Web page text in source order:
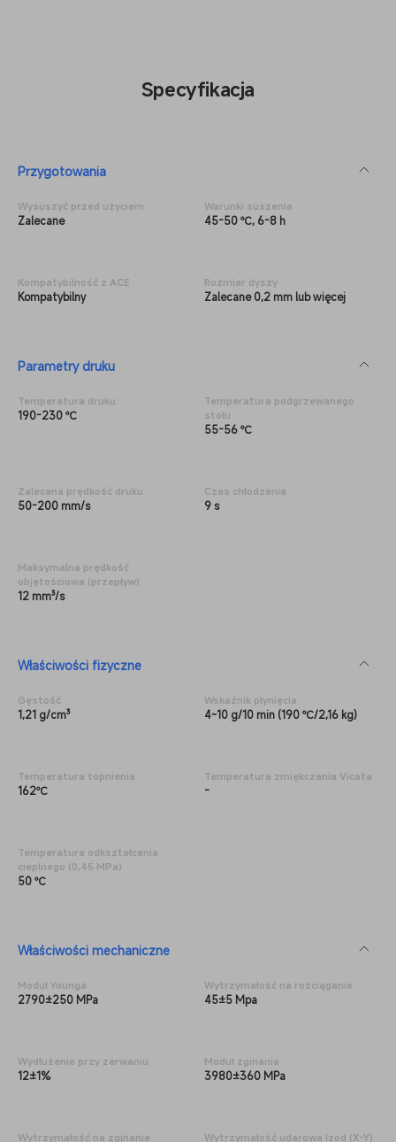
Specyfikacja
Przygotowania
Wysuszyć przed użyciem
Zalecane
Warunki suszenia
45-50 ℃, 6-8 h
Kompatybilność z ACE
Kompatybilny
Rozmiar dyszy
Zalecane 0,2 mm lub więcej
Parametry druku
Temperatura druku
190-230 ℃
Temperatura podgrzewanego
stołu
55-56 ℃
Zalecana prędkość druku
50-200 mm/s
Czas chłodzenia
9 s
Maksymalna prędkość
objętościowa (przepływ)
12 mm³/s
Właściwości fizyczne
Gęstość
1,21 g/cm³
Wskaźnik płynięcia
4~10 g/10 min (190 ℃/2,16 kg)
Temperatura topnienia
162℃
Temperatura zmiękczania Vicata
-
Temperatura odkształcenia
cieplnego (0,45 MPa)
50 ℃
Właściwości mechaniczne
Moduł Younga
2790±250 MPa
Wytrzymałość na rozciąganie
45±5 Mpa
Wydłużenie przy zerwaniu
12±1%
Moduł zginania
3980±360 MPa
Wytrzymałość na zginanie Wytrzymałość udarowa Izod (X-Y)